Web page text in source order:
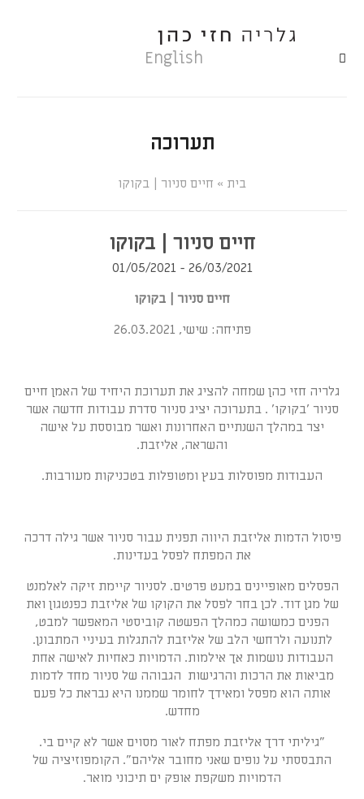
English
תערוכה
» חיים סניור | בקוקו
חיים סניור | בקוקו
26/03/2021 - 01/05/2021
חיים סניור | בקוקו
פתיחה: שישי, 26.03.2021
גלריה חזי כהן שמחה להציג את תערוכת היחיד של האמן חיים
סניור 'בקוקו' . בתערוכה יציג סניור סדרת עבודות חדשה אשר
יצר במהלך השנתיים האחרונות ואשר מבוססת על אישה
והשראה, אליזבת.
העבודות מפוסלות בעץ ומטופלות בטכניקות מעורבות.
פיסול הדמות אליזבת היווה תפנית עבור סניור אשר גילה דרכה
את המפתח לפסל בעדינות.
הפסלים מאופיינים במעט פרטים. לסניור קיימת זיקה לאלמנט
של מגן דוד. לכן בחר לפסל את הקוקו של אליזבת כפנטגון ואת
הפנים כמשושה כמהלך הפשטה קוביסטי המאפשר למבט,
לתנועה ולרחשי הלב של אליזבת להתגלות בעיניי המתבונן.
העבודות נושמות אך אילמות. הדמויות כאחיות לאישה אחת
מביאות את הרכות והרגישות הגבוהה של סניור מחד לדמות
אותה הוא מפסל ומאידך לחומר שממנו היא נבראת כל פעם
מחדש.
"גיליתי דרך אליזבת מפתח לאור מסוים אשר לא קיים בי.
התבססתי על נופים שאני מחובר אליהם". הקומפוזיציה של
הדמויות משקפת אופק ים תיכוני מואר.